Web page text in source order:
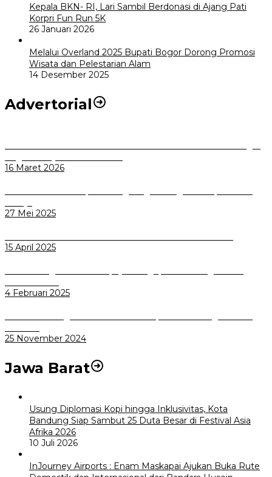
Kepala BKN- RI, Lari Sambil Berdonasi di Ajang Pati
Korpri Fun Run 5K
26 Januari 2026
Melalui Overland 2025 Bupati Bogor Dorong Promosi
Wisata dan Pelestarian Alam
14 Desember 2025
Advertorial
16 Maret 2026
27 Mei 2025
15 April 2025
4 Februari 2025
25 November 2024
Jawa Barat
Usung Diplomasi Kopi hingga Inklusivitas, Kota
Bandung Siap Sambut 25 Duta Besar di Festival Asia
Afrika 2026
10 Juli 2026
InJourney Airports : Enam Maskapai Ajukan Buka Rute